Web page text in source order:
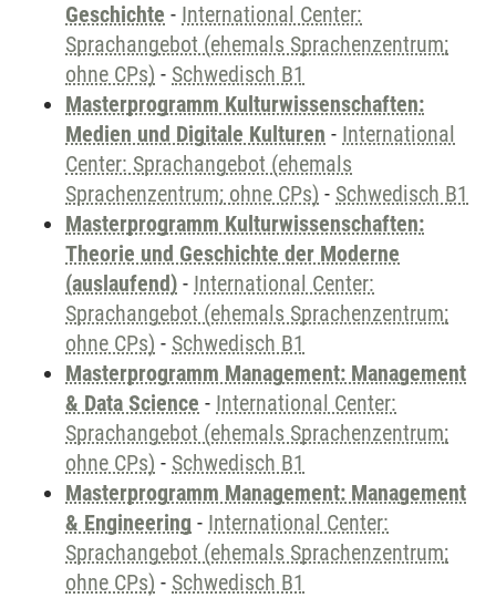
Geschichte - International Center:
Sprachangebot (ehemals Sprachenzentrum;
ohne CPs) - Schwedisch B1
Masterprogramm Kulturwissenschaften:
Medien und Digitale Kulturen - International
Center: Sprachangebot (ehemals
Sprachenzentrum; ohne CPs) - Schwedisch B1
Masterprogramm Kulturwissenschaften:
Theorie und Geschichte der Moderne
(auslaufend) - International Center:
Sprachangebot (ehemals Sprachenzentrum;
ohne CPs) - Schwedisch B1
Masterprogramm Management: Management
& Data Science - International Center:
Sprachangebot (ehemals Sprachenzentrum;
ohne CPs) - Schwedisch B1
Masterprogramm Management: Management
& Engineering - International Center:
Sprachangebot (ehemals Sprachenzentrum;
ohne CPs) - Schwedisch B1